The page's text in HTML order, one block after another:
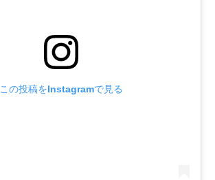
この投稿をInstagramで見る